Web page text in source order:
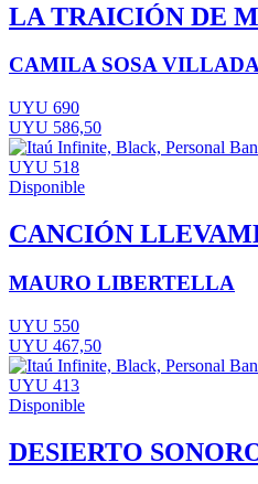
LA TRAICIÓN DE
CAMILA SOSA
UYU 690
UYU 586,50
UYU 518
Disponible
CANCIÓN
MAURO LIBERTELLA
UYU 550
UYU 467,50
UYU 413
Disponible
DESIERTO